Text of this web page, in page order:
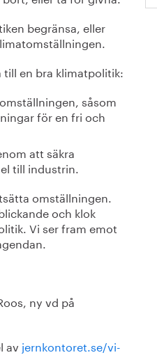
begränsa, eller
till en bra klimatpolitik:
såsom
för en fri och
att säkra
till industrin.
omställningen.
och klok
Vi ser fram emot
ny vd på
av jernkontoret.se/vi-